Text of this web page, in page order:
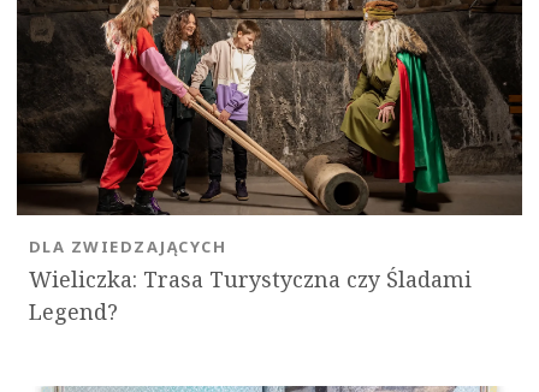
Wieliczka: Trasa Turystyczna czy Śladami
Legend?
DLA ZWIEDZAJĄCYCH